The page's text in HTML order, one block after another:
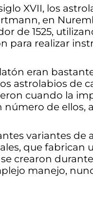
XVII, los
en
de 1525,
para realizar
eran
astrolabios de
cuando la
de ellos,
variantes de
que
crearon
manejo,